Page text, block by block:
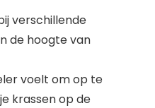
verschillende
de hoogte van
voelt om op te
krassen op de